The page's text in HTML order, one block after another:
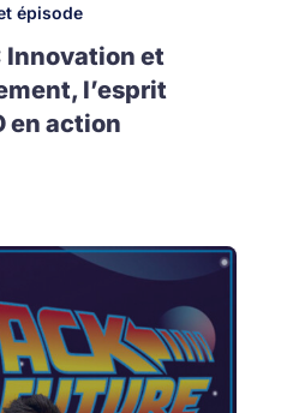
épisode
Innovation et
l’esprit
en action